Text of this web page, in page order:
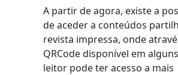
A partir de agora, existe a
de aceder a conteúdos
revista impressa, onde
QRCode disponível em
leitor pode ter acesso a mais